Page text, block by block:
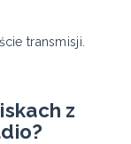
transmisji.
z